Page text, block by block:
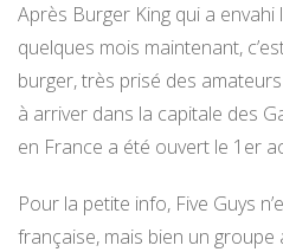
Après Burger King qui a
quelques mois maintenant,
burger, très prisé des
à arriver dans la capitale des
en France a été ouvert le 1er
Pour la petite info, Five Guys
française, mais bien un